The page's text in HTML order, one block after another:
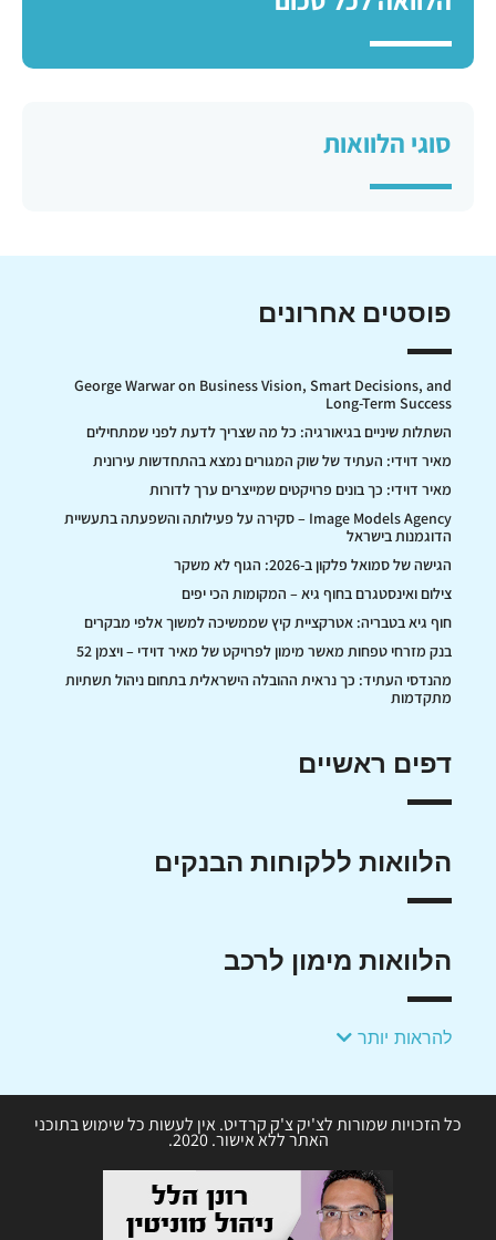
סוגי הלוואות
פוסטים אחרונים
George Warwar on Business Vision, Smart Decisions, and
Long-Term Success
השתלות שיניים בגיאורגיה: כל מה שצריך לדעת לפני שמתחילים
מאיר דוידי: העתיד של שוק המגורים נמצא בהתחדשות עירונית
מאיר דוידי: כך בונים פרויקטים שמייצרים ערך לדורות
Image Models Agency – סקירה על פעילותה והשפעתה בתעשיית
הדוגמנות בישראל
הגישה של סמואל פלקון ב-2026: הגוף לא משקר
צילום ואינסטגרם בחוף גיא – המקומות הכי יפים
חוף גיא בטבריה: אטרקציית קיץ שממשיכה למשוך אלפי מבקרים
בנק מזרחי טפחות מאשר מימון לפרויקט של מאיר דוידי – ויצמן 52
מהנדסי העתיד: כך נראית ההובלה הישראלית בתחום ניהול תשתיות
מתקדמות
דפים ראשיים
הלוואות ללקוחות הבנקים
הלוואות מימון לרכב
להראות יותר
כל הזכויות שמורות לצ'יק צ'ק קרדיט. אין לעשות כל שימוש בתוכני
האתר ללא אישור. 2020.